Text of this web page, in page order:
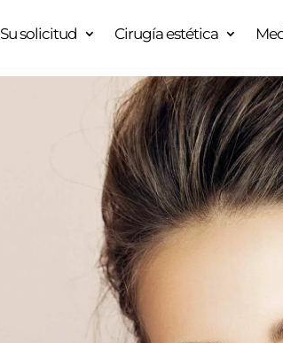
Su solicitud Cirugía estética